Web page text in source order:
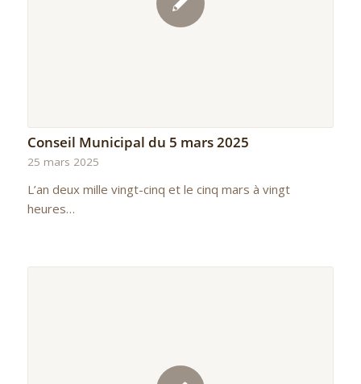
Conseil Municipal du 5 mars 2025
25 mars 2025
L’an deux mille vingt-cinq et le cinq mars à vingt
heures…